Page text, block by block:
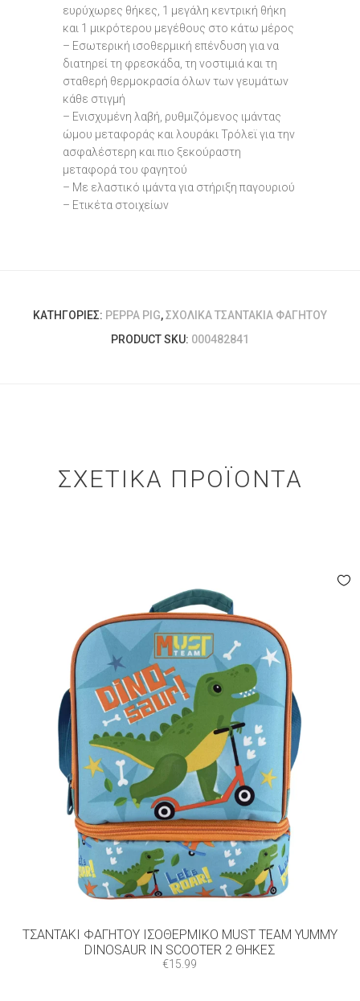
ευρύχωρες θήκες, 1 μεγάλη κεντρική θήκη
και 1 μικρότερου μεγέθους στο κάτω μέρος
– Εσωτερική ισοθερμική επένδυση για να
διατηρεί τη φρεσκάδα, τη νοστιμιά και τη
σταθερή θερμοκρασία όλων των γευμάτων
κάθε στιγμή
– Ενισχυμένη λαβή, ρυθμιζόμενος ιμάντας
ώμου μεταφοράς και λουράκι Τρόλεϊ για την
ασφαλέστερη και πιο ξεκούραστη
μεταφορά του φαγητού
– Με ελαστικό ιμάντα για στήριξη παγουριού
– Ετικέτα στοιχείων
ΚΑΤΗΓΟΡΊΕΣ: PEPPA PIG,ΣΧΟΛΙΚΆ ΤΣΑΝΤΆΚΙΑ ΦΑΓΗΤΟΎ
PRODUCT SKU: 000482841
ΣΧΕΤΙΚΆ ΠΡΟΪΌΝΤΑ
ΤΣΑΝΤΆΚΙ ΦΑΓΗΤΟΎ ΙΣΟΘΕΡΜΙΚΌ MUST TEAM YUMMY
DINOSAUR IN SCOOTER 2 ΘΉΚΕΣ
€15.99